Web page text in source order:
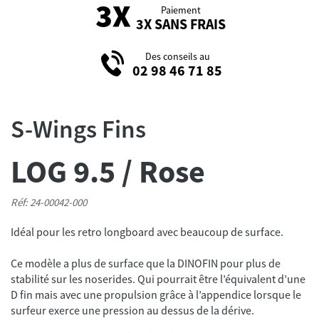
Paiement
3X SANS FRAIS
Des conseils au
02 98 46 71 85
S-Wings Fins
LOG 9.5 / Rose
Réf: 24-00042-000
Idéal pour les retro longboard avec beaucoup de surface.
Ce modèle a plus de surface que la DINOFIN pour plus de
stabilité sur les noserides. Qui pourrait être l’équivalent d’une
D fin mais avec une propulsion grâce à l’appendice lorsque le
surfeur exerce une pression au dessus de la dérive.